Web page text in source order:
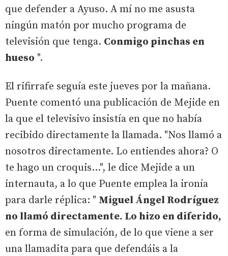
que defender a Ayuso. A mí no me asusta
ningún matón por mucho programa de
televisión que tenga. Conmigo pinchas en
hueso ".
El rifirrafe seguía este jueves por la mañana.
Puente comentó una publicación de Mejide en
la que el televisivo insistía en que no había
recibido directamente la llamada. "Nos llamó a
nosotros directamente. Lo entiendes ahora? O
te hago un croquis…", le dice Mejide a un
internauta, a lo que Puente emplea la ironía
para darle réplica: " Miguel Ángel Rodríguez
no llamó directamente. Lo hizo en diferido,
en forma de simulación, de lo que viene a ser
una llamadita para que defendáis a la